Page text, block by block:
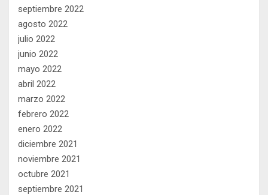
septiembre 2022
agosto 2022
julio 2022
junio 2022
mayo 2022
abril 2022
marzo 2022
febrero 2022
enero 2022
diciembre 2021
noviembre 2021
octubre 2021
septiembre 2021